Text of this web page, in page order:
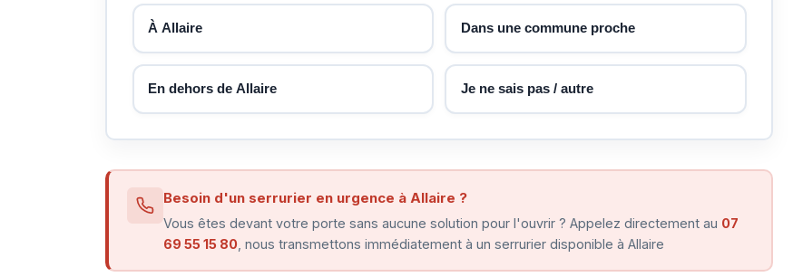
À Allaire Dans une commune proche
En dehors de Allaire Je ne sais pas / autre
Besoin d'un serrurier en urgence à Allaire ?
Vous êtes devant votre porte sans aucune solution pour l'ouvrir ? Appelez directement au 07
69 55 15 80 , nous transmettons immédiatement à un serrurier disponible à Allaire